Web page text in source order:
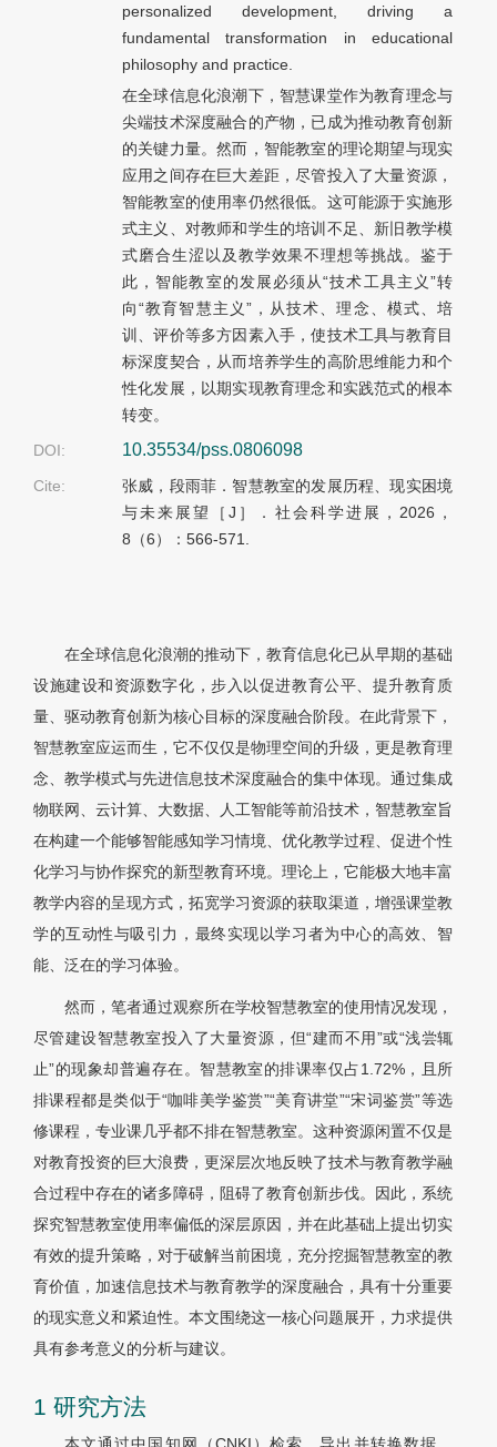
personalized development, driving a
fundamental transformation in educational
philosophy and practice.
在全球信息化浪潮下，智慧课堂作为教育理念与
尖端技术深度融合的产物，已成为推动教育创新
的关键力量。然而，智能教室的理论期望与现实
应用之间存在巨大差距，尽管投入了大量资源，
智能教室的使用率仍然很低。这可能源于实施形
式主义、对教师和学生的培训不足、新旧教学模
式磨合生涩以及教学效果不理想等挑战。鉴于
此，智能教室的发展必须从“技术工具主义”转
向“教育智慧主义”，从技术、理念、模式、培
训、评价等多方因素入手，使技术工具与教育目
标深度契合，从而培养学生的高阶思维能力和个
性化发展，以期实现教育理念和实践范式的根本
转变。
DOI:
10.35534/pss.0806098
Cite:
张威，段雨菲．智慧教室的发展历程、现实困境
与未来展望［J］．社会科学进展，2026，
8（6）：566-571.
在全球信息化浪潮的推动下，教育信息化已从早期的基础
设施建设和资源数字化，步入以促进教育公平、提升教育质
量、驱动教育创新为核心目标的深度融合阶段。在此背景下，
智慧教室应运而生，它不仅仅是物理空间的升级，更是教育理
念、教学模式与先进信息技术深度融合的集中体现。通过集成
物联网、云计算、大数据、人工智能等前沿技术，智慧教室旨
在构建一个能够智能感知学习情境、优化教学过程、促进个性
化学习与协作探究的新型教育环境。理论上，它能极大地丰富
教学内容的呈现方式，拓宽学习资源的获取渠道，增强课堂教
学的互动性与吸引力，最终实现以学习者为中心的高效、智
能、泛在的学习体验。
然而，笔者通过观察所在学校智慧教室的使用情况发现，
尽管建设智慧教室投入了大量资源，但“建而不用”或“浅尝辄
止”的现象却普遍存在。智慧教室的排课率仅占1.72%，且所
排课程都是类似于“咖啡美学鉴赏”“美育讲堂”“宋词鉴赏”等选
修课程，专业课几乎都不排在智慧教室。这种资源闲置不仅是
对教育投资的巨大浪费，更深层次地反映了技术与教育教学融
合过程中存在的诸多障碍，阻碍了教育创新步伐。因此，系统
探究智慧教室使用率偏低的深层原因，并在此基础上提出切实
有效的提升策略，对于破解当前困境，充分挖掘智慧教室的教
育价值，加速信息技术与教育教学的深度融合，具有十分重要
的现实意义和紧迫性。本文围绕这一核心问题展开，力求提供
具有参考意义的分析与建议。
1 研究方法